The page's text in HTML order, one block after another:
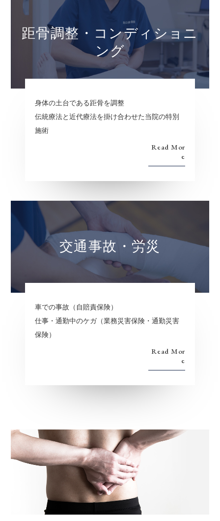
距骨調整・コンディショニ
ング
身体の土台である距骨を調整
伝統療法と近代療法を掛け合わせた当院の特別
施術
Read Mor
e
交通事故・労災
車での事故（自賠責保険）
仕事・通勤中のケガ（業務災害保険・通勤災害
保険）
Read Mor
e